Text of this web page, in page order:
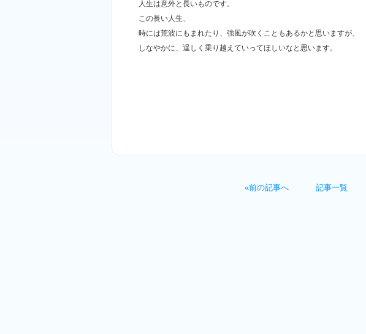
人生は意外と長いものです。
この長い人生、
時には荒波にもまれたり、強風が吹くこともあるかと思いますが、
しなやかに、逞しく乗り越えていってほしいなと思います。
«前の記事へ 記事一覧